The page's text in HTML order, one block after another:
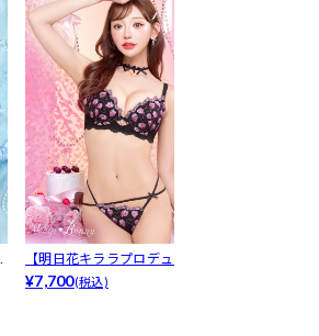
【明日花キララプロデュース/
WhipB...
¥7,700(税込)